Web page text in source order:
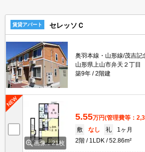
賃貸アパート セレッソＣ
奥羽本線・山形線/茂吉記
山形県上山市弁天２丁目
築9年
2階建
画像：21枚
5.55万円(管理費等：
敷
なし 礼
1ヶ月
2階
1LDK 52.86m²